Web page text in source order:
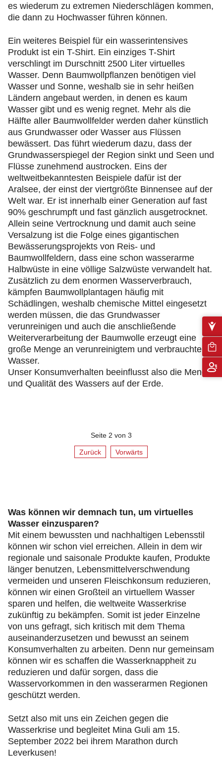
es wiederum zu extremen Niederschlägen kommen,
die dann zu Hochwasser führen können.
Ein weiteres Beispiel für ein wasserintensives
Produkt ist ein T-Shirt. Ein einziges T-Shirt
verschlingt im Durschnitt 2500 Liter virtuelles
Wasser. Denn Baumwollpflanzen benötigen viel
Wasser und Sonne, weshalb sie in sehr heißen
Ländern angebaut werden, in denen es kaum
Wasser gibt und es wenig regnet. Mehr als die
Hälfte aller Baumwollfelder werden daher künstlich
aus Grundwasser oder Wasser aus Flüssen
bewässert. Das führt wiederum dazu, dass der
Grundwasserspiegel der Region sinkt und Seen und
Flüsse zunehmend austrocken. Eins der
weltweitbekanntesten Beispiele dafür ist der
Aralsee, der einst der viertgrößte Binnensee auf der
Welt war. Er ist innerhalb einer Generation auf fast
90% geschrumpft und fast gänzlich ausgetrocknet.
Allein seine Vertrocknung und damit auch seine
Versalzung ist die Folge eines gigantischen
Bewässerungsprojekts von Reis- und
Baumwollfeldern, dass eine schon wasserarme
Halbwüste in eine völlige Salzwüste verwandelt hat.
Zusätzlich zu dem enormen Wasserverbrauch,
kämpfen Baumwollplantagen häufig mit
Schädlingen, weshalb chemische Mittel eingesetzt
werden müssen, die das Grundwasser
verunreinigen und auch die anschließende
Weiterverarbeitung der Baumwolle erzeugt eine
große Menge an verunreinigtem und verbrauchtem
Wasser.
Unser Konsumverhalten beeinflusst also die Menge
und Qualität des Wassers auf der Erde.
Seite 2 von 3
Zurück Vorwärts
Was können wir demnach tun, um virtuelles
Wasser einzusparen?
Mit einem bewussten und nachhaltigen Lebensstil
können wir schon viel erreichen. Allein in dem wir
regionale und saisonale Produkte kaufen, Produkte
länger benutzen, Lebensmittelverschwendung
vermeiden und unseren Fleischkonsum reduzieren,
können wir einen Großteil an virtuellem Wasser
sparen und helfen, die weltweite Wasserkrise
zukünftig zu bekämpfen. Somit ist jeder Einzelne
von uns gefragt, sich kritisch mit dem Thema
auseinanderzusetzen und bewusst an seinem
Konsumverhalten zu arbeiten. Denn nur gemeinsam
können wir es schaffen die Wasserknappheit zu
reduzieren und dafür sorgen, dass die
Wasservorkommen in den wasserarmen Regionen
geschützt werden.
Setzt also mit uns ein Zeichen gegen die
Wasserkrise und begleitet Mina Guli am 15.
September 2022 bei ihrem Marathon durch
Leverkusen!